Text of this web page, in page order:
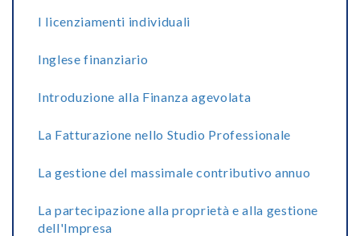
I licenziamenti individuali
Inglese finanziario
Introduzione alla Finanza agevolata
La Fatturazione nello Studio Professionale
La gestione del massimale contributivo annuo
La partecipazione alla proprietà e alla gestione
dell'Impresa